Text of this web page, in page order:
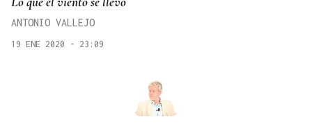
ANTONIO VALLEJO
19 ENE 2020 - 23:09